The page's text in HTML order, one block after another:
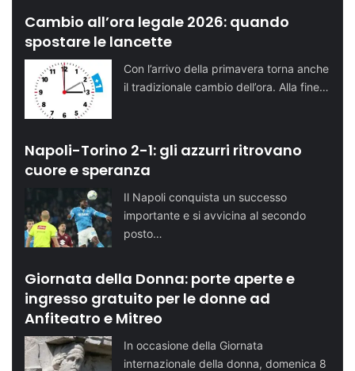
Cambio all’ora legale 2026: quando
spostare le lancette
Con l’arrivo della primavera torna anche
il tradizionale cambio dell’ora. Alla fine…
Napoli-Torino 2-1: gli azzurri ritrovano
cuore e speranza
Il Napoli conquista un successo
importante e si avvicina al secondo
posto…
Giornata della Donna: porte aperte e
ingresso gratuito per le donne ad
Anfiteatro e Mitreo
In occasione della Giornata
internazionale della donna, domenica 8